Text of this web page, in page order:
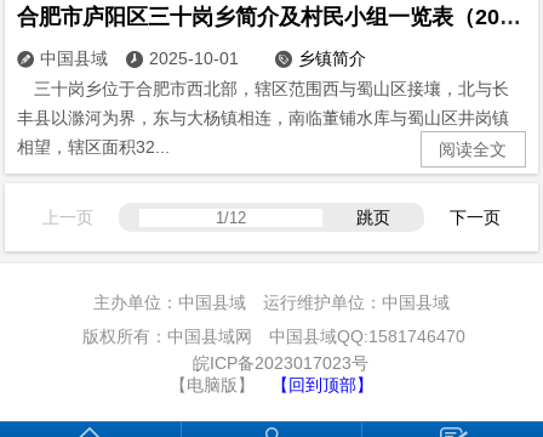
合肥市庐阳区三十岗乡简介及村民小组一览表（2024版）
 中国县域  2025-10-01  乡镇简介
三十岗乡位于合肥市西北部，辖区范围西与蜀山区接壤，北与长
丰县以滁河为界，东与大杨镇相连，南临董铺水库与蜀山区井岗镇
相望，辖区面积32...
阅读全文
上一页 跳页 下一页
主办单位：中国县域 运行维护单位：中国县域
版权所有：中国县域网 中国县域QQ:1581746470
皖ICP备2023017023号
【电脑版】
【回到顶部】